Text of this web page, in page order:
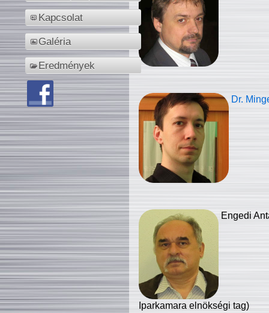
Kapcsolat
Galéria
Eredmények
Dr.
Engedi
Iparkamara elnökségi tag)